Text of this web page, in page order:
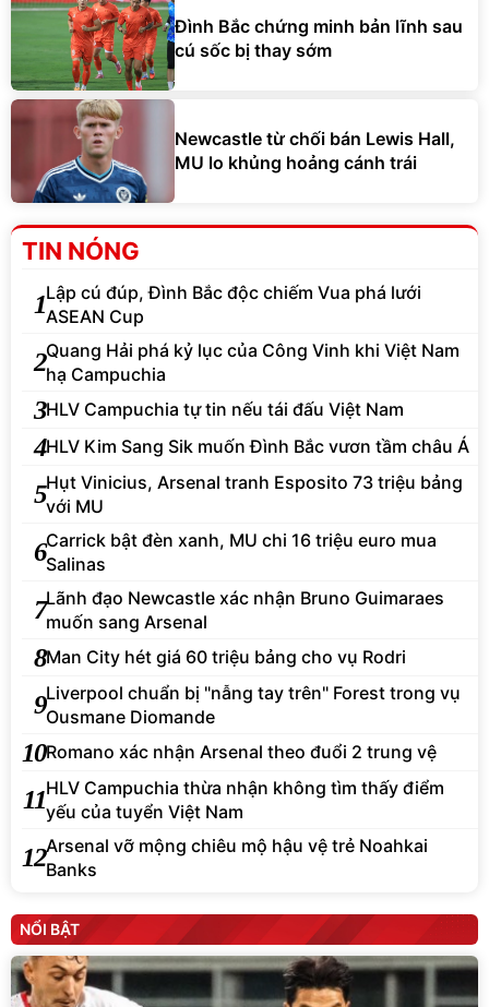
Đình Bắc chứng minh bản lĩnh sau
cú sốc bị thay sớm
Newcastle từ chối bán Lewis Hall,
MU lo khủng hoảng cánh trái
TIN NÓNG
1Lập cú đúp, Đình Bắc độc chiếm Vua phá lưới
ASEAN Cup
2Quang Hải phá kỷ lục của Công Vinh khi Việt Nam
hạ Campuchia
3HLV Campuchia tự tin nếu tái đấu Việt Nam
4HLV Kim Sang Sik muốn Đình Bắc vươn tầm châu Á
5Hụt Vinicius, Arsenal tranh Esposito 73 triệu bảng
với MU
6Carrick bật đèn xanh, MU chi 16 triệu euro mua
Salinas
7Lãnh đạo Newcastle xác nhận Bruno Guimaraes
muốn sang Arsenal
8Man City hét giá 60 triệu bảng cho vụ Rodri
9Liverpool chuẩn bị "nẫng tay trên" Forest trong vụ
Ousmane Diomande
10Romano xác nhận Arsenal theo đuổi 2 trung vệ
11HLV Campuchia thừa nhận không tìm thấy điểm
yếu của tuyển Việt Nam
12Arsenal vỡ mộng chiêu mộ hậu vệ trẻ Noahkai
Banks
NỔI BẬT